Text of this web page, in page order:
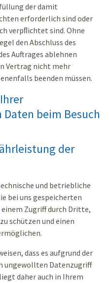
der damit
erforderlich sind oder
verpﬂichtet sind. Ohne
den Abschluss des
Auftrages ablehnen
Vertrag nicht mehr
beenden müssen.
beim Besuch
der
und betriebliche
bei uns gespeicherten
Zugriff durch Dritte,
schützen und einen
dass es aufgrund der
ungewollten Datenzugriff
daher auch in Ihrem